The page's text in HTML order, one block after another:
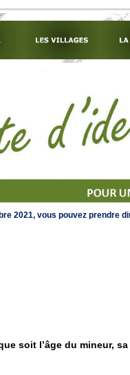
2021, vous pouvez prendre
soit l’âge du mineur,